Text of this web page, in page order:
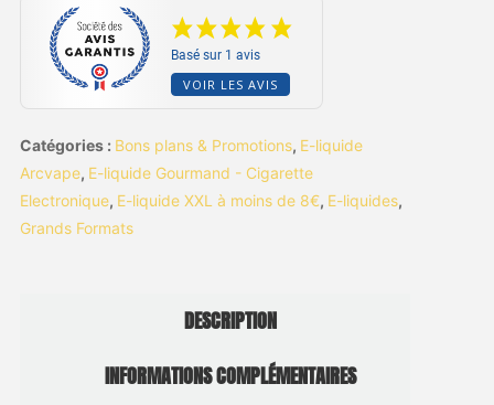
Basé sur 1 avis
VOIR LES AVIS
Catégories : Bons plans & Promotions, E-liquide
Arcvape, E-liquide Gourmand - Cigarette
Electronique, E-liquide XXL à moins de 8€, E-liquides,
Grands Formats
DESCRIPTION
INFORMATIONS COMPLÉMENTAIRES